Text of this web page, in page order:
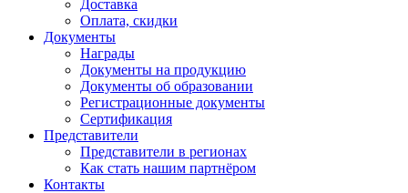
Доставка
Оплата, скидки
Документы
Награды
Документы на продукцию
Документы об образовании
Регистрационные документы
Сертификация
Представители
Представители в регионах
Как стать нашим партнёром
Контакты